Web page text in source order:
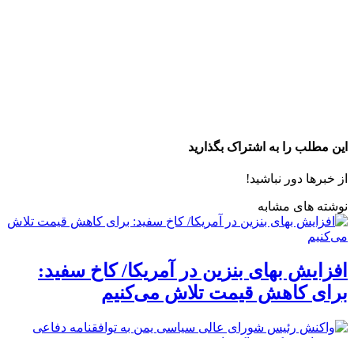
این مطلب را به اشتراک بگذارید
از خبرها دور نباشید!
نوشته های مشابه
افزایش بهای بنزین در آمریکا/ کاخ سفید:
برای کاهش قیمت تلاش می‌کنیم